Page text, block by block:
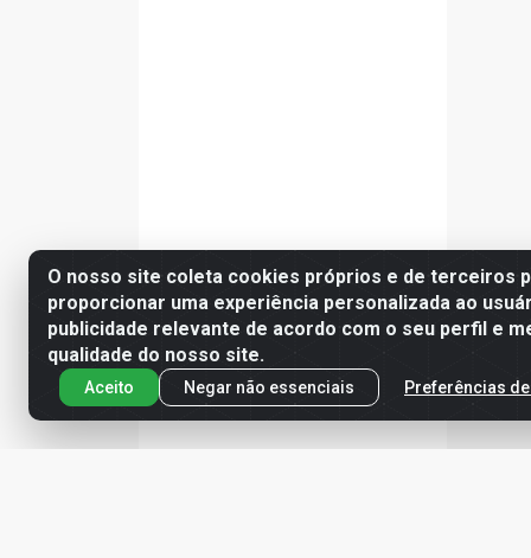
O nosso site coleta cookies próprios e de terceiros
proporcionar uma experiência personalizada ao
publicidade relevante de acordo com o seu perfil e
qualidade do nosso site.
Aceito Negar não essenciais Preferências